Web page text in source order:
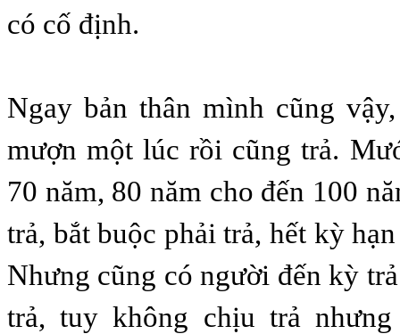
có cố định.
Ngay bản thân mình cũng
mượn một lúc rồi cũng trả.
70 năm, 80 năm cho đến 100
trả, bắt buộc phải trả, hết kỳ
Nhưng cũng có người đến kỳ
trả, tuy không chịu trả